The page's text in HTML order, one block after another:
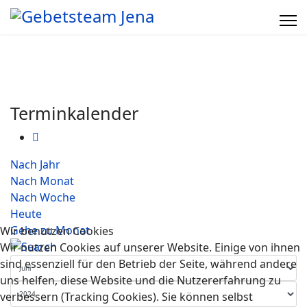
Terminkalender
Nach Jahr
Nach Monat
Nach Woche
Heute
Gehe zu Monat
Wir benutzen Cookies
Wir nutzen Cookies auf unserer Website. Einige von ihnen
sind essenziell für den Betrieb der Seite, während andere
uns helfen, diese Website und die Nutzererfahrung zu
verbessern (Tracking Cookies). Sie können selbst